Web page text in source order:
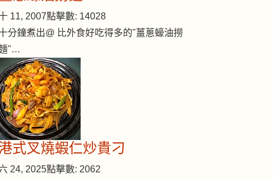
11, 2007點擊數: 14028
分鐘煮出@ 比外食好吃得多的"薑蔥蠔油撈
"…
式叉燒蝦仁炒貴刁
24, 2025點擊數: 2062